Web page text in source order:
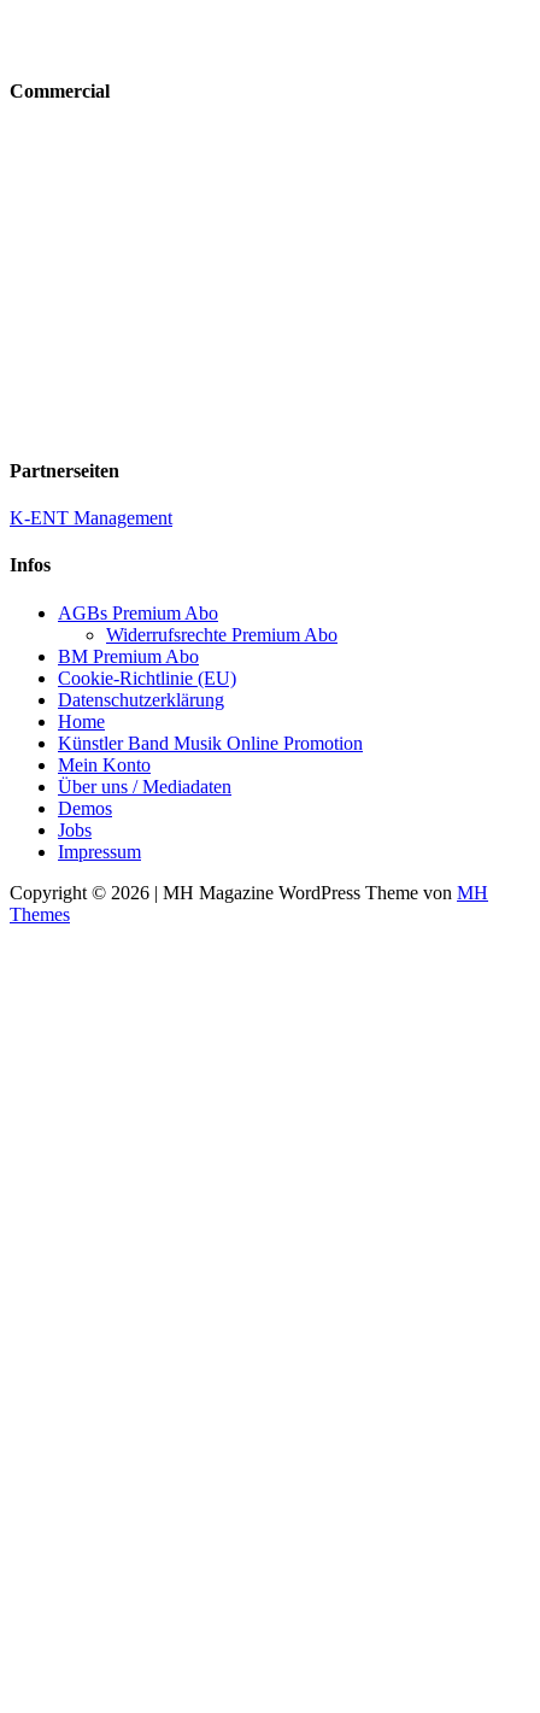
Commercial
Partnerseiten
K-ENT Management
Infos
AGBs Premium Abo
Widerrufsrechte Premium Abo
BM Premium Abo
Cookie-Richtlinie (EU)
Datenschutzerklärung
Home
Künstler Band Musik Online Promotion
Mein Konto
Über uns / Mediadaten
Demos
Jobs
Impressum
Copyright © 2026 | MH Magazine WordPress Theme von MH
Themes